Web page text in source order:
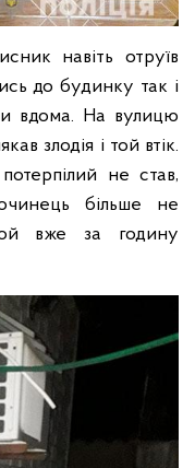
навіть отруїв
до будинку так і
вдома. На вулицю
злодія і той втік.
не став,
більше не
вже за годину